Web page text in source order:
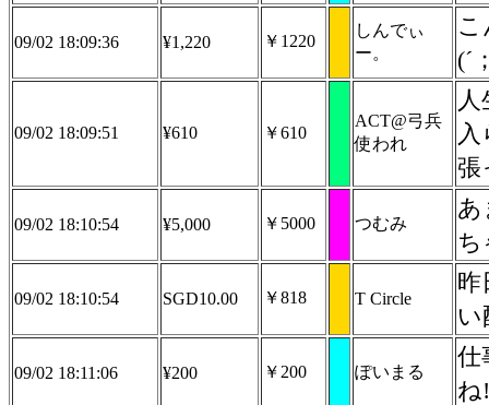
09/02 18:09:36 ¥1,220 ￥1220
しんでぃ
ー。
こ
(´
09/02 18:09:51 ¥610 ￥610
ACT@弓兵
使われ
張
09/02 18:10:54 ¥5,000 ￥5000 つむみ
あ
09/02 18:10:54 SGD10.00 ￥818 T Circle
昨
い
09/02 18:11:06 ¥200 ￥200 ぽいまる
仕
ね